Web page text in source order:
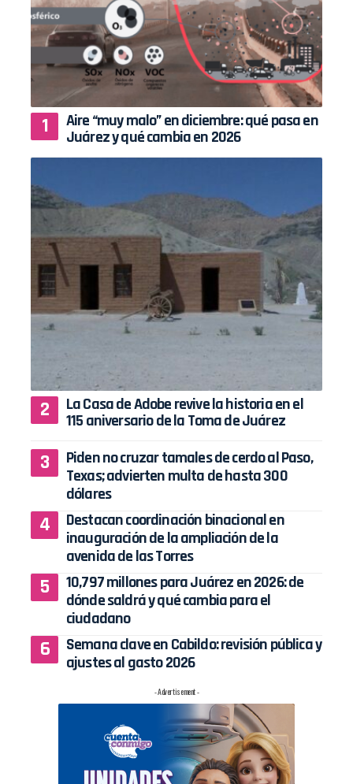
Aire “muy malo” en diciembre: qué pasa en
Juárez y qué cambia en 2026
La Casa de Adobe revive la historia en el
115 aniversario de la Toma de Juárez
Piden no cruzar tamales de cerdo al Paso,
Texas; advierten multa de hasta 300
dólares
Destacan coordinación binacional en
inauguración de la ampliación de la
avenida de las Torres
10,797 millones para Juárez en 2026: de
dónde saldrá y qué cambia para el
ciudadano
Semana clave en Cabildo: revisión pública y
ajustes al gasto 2026
- Advertisement -